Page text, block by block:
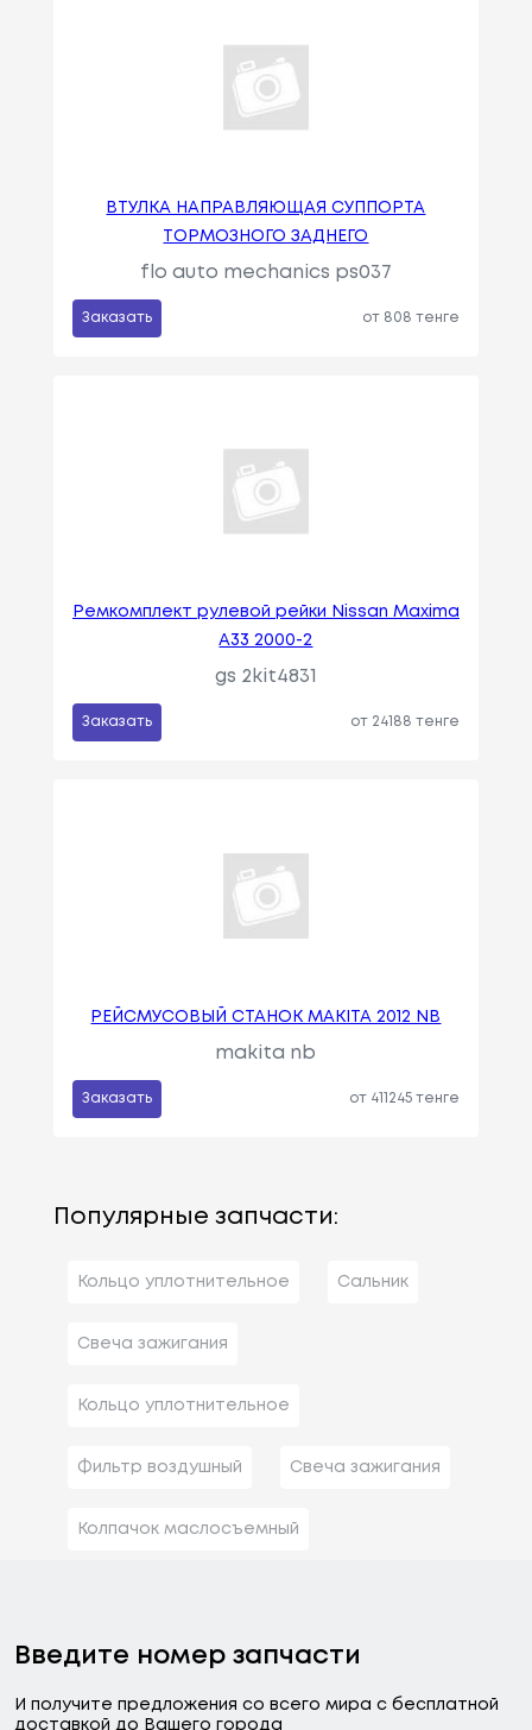
ВТУЛКА НАПРАВЛЯЮЩАЯ СУППОРТА
ТОРМОЗНОГО ЗАДНЕГО
flo auto mechanics ps037
Заказать от 808 тенге
Ремкомплект рулевой рейки Nissan Maxima
A33 2000-2
gs 2kit4831
Заказать от 24188 тенге
РЕЙСМУСОВЫЙ СТАНОК MAKITA 2012 NB
makita nb
Заказать от 411245 тенге
Популярные запчасти:
Кольцо уплотнительное Сальник
Свеча зажигания
Кольцо уплотнительное
Фильтр воздушный Свеча зажигания
Колпачок маслосъемный
Введите номер запчасти
И получите предложения со всего мира с бесплатной
доставкой до Вашего города